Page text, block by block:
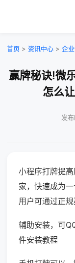
首页 > 资讯中心 > 企
赢牌秘诀!微
怎么
发
小程序打牌提
家，快速成为
用户可通过正规
辅助安装，可
件安装教程